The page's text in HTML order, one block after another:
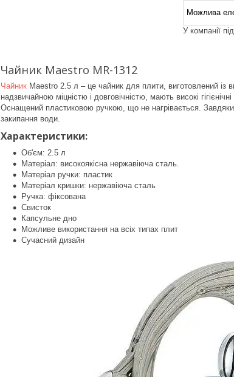
У компанії
Чайник Maestro MR-1312
Чайник Maestro 2.5 л – це чайник для плити, виготовлений із
надзвичайною міцністю і довговічністю, мають високі
Оснащений пластиковою ручкою, що не нагрівається.
закипання води.
Характеристики:
Об'єм: 2.5 л
Матеріал: високоякісна нержавіюча сталь.
Матеріал ручки: пластик
Матеріал кришки: нержавіюча сталь
Ручка: фіксована
Свисток
Капсульне дно
Можливе використання на всіх типах плит
Сучасний дизайн